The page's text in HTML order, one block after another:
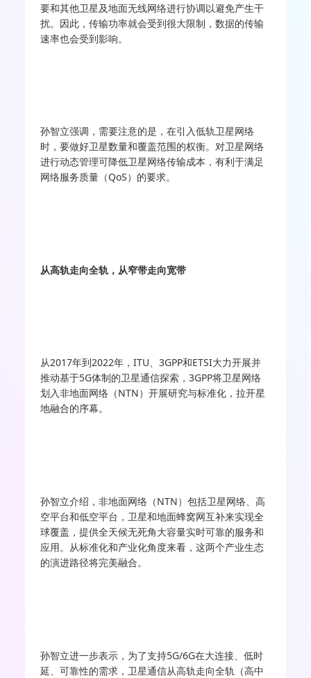
要和其他卫星及地面无线网络进行协调以避免产生干
扰。因此，传输功率就会受到很大限制，数据的传输
速率也会受到影响。
孙智立强调，需要注意的是，在引入低轨卫星网络
时，要做好卫星数量和覆盖范围的权衡。对卫星网络
进行动态管理可降低卫星网络传输成本，有利于满足
网络服务质量（QoS）的要求。
从高轨走向全轨，从窄带走向宽带
从2017年到2022年，ITU、3GPP和ETSI大力开展并
推动基于5G体制的卫星通信探索，3GPP将卫星网络
划入非地面网络（NTN）开展研究与标准化，拉开星
地融合的序幕。
孙智立介绍，非地面网络（NTN）包括卫星网络、高
空平台和低空平台，卫星和地面蜂窝网互补来实现全
球覆盖，提供全天候无死角大容量实时可靠的服务和
应用。从标准化和产业化角度来看，这两个产业生态
的演进路径将完美融合。
孙智立进一步表示，为了支持5G/6G在大连接、低时
延、可靠性的需求，卫星通信从高轨走向全轨（高中